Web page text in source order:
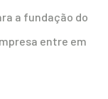
a fundação do
entre em